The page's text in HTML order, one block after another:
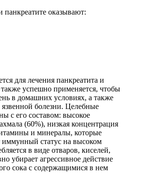
оказывают:
для лечения панкреатита и
также успешно применяется, чтобы
в домашних условиях, а также
язвенной болезни. Целебные
с его составом: высокое
(60%), низкая концентрация
и минералы, которые
статус на высоком
в виде отваров, киселей,
убирает агрессивное действие
сока с содержащимися в нем